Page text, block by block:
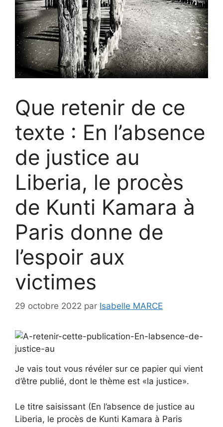
Que retenir de ce
texte : En l’absence
de justice au
Liberia, le procès
de Kunti Kamara à
Paris donne de
l’espoir aux
victimes
29 octobre 2022 par Isabelle MARCE
Je vais tout vous révéler sur ce papier qui vient
d’être publié, dont le thème est «la justice».
Le titre saisissant (En l’absence de justice au
Liberia, le procès de Kunti Kamara à Paris